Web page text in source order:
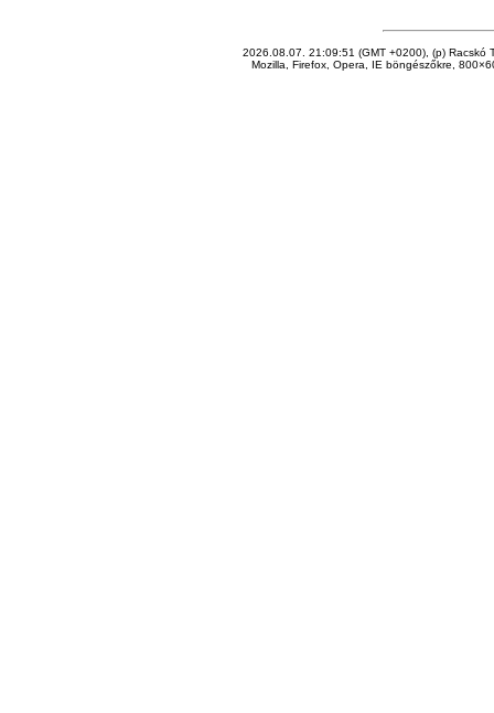
2026.08.07. 21:09:51 (GMT +0200), (p) Racskó
Mozilla, Firefox, Opera, IE böngészőkre,